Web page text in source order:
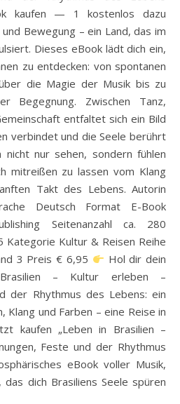
kaufen — 1 kostenlos dazu
Bewegung – ein Land, das im
Dieses eBook lädt dich ein,
zu entdecken: von spontanen
die Magie der Musik bis zu
Begegnung. Zwischen Tanz,
entfaltet sich ein Bild
verbindet und die Seele berührt
nicht nur sehen, sondern fühlen
mitreißen zu lassen vom Klang
Takt des Lebens. Autorin
Deutsch Format E-Book
Seitenanzahl ca. 280
Kategorie Kultur & Reisen Reihe
3 Preis € 6,95
Hol dir dein
– Kultur erleben –
der Rhythmus des Lebens: ein
Klang und Farben – eine Reise in
kaufen „Leben in Brasilien –
Feste und der Rhythmus
eBook voller Musik,
das dich Brasiliens Seele spüren